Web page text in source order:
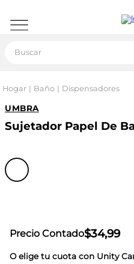
Hogar Baño Dispensadores
UMBRA
Sujetador Papel De
Precio Contado$34,99
O elige tu cuota con Unity